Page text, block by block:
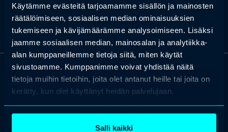
Käytämme evästeitä tarjoamamme sisällön ja mainosten
räätälöimiseen, sosiaalisen median ominaisuuksien
tukemiseen ja kävijämäärämme analysoimiseen. Lisäksi
jaamme sosiaalisen median, mainosalan ja analytiikka-
alan kumppaneillemme tietoja siitä, miten käytät
sivustoamme. Kumppanimme voivat yhdistää näitä
tietoja muihin tietoihin, joita olet antanut heille tai joita on
kerätty, kun olet käyttänyt heidän palvelujaan.
Salli kaikki
valtioiden välisten sairaanhoidon kustannusten korvaukset.
OTA YHTEYTTÄ
Keilaranta 1 A, 02150 Espoo
+358 (0)20 780 6220
asiakaspalvelu@professio.fi